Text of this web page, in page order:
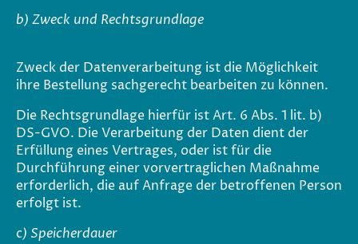
b) Zweck und Rechtsgrundlage
Zweck der Datenverarbeitung ist die Möglichkeit
ihre Bestellung sachgerecht bearbeiten zu können.
Die Rechtsgrundlage hierfür ist Art. 6 Abs. 1 lit. b)
DS-GVO. Die Verarbeitung der Daten dient der
Erfüllung eines Vertrages, oder ist für die
Durchführung einer vorvertraglichen Maßnahme
erforderlich, die auf Anfrage der betroffenen Person
erfolgt ist.
c) Speicherdauer